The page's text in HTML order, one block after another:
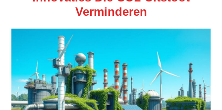
Verminderen